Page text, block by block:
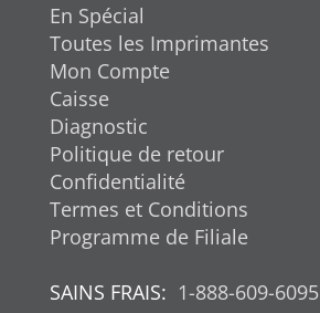
En Spécial
Toutes les Imprimantes
Mon Compte
Caisse
Diagnostic
Politique de retour
Confidentialité
Termes et Conditions
Programme de Filiale
SAINS FRAIS: 1-888-609-6095